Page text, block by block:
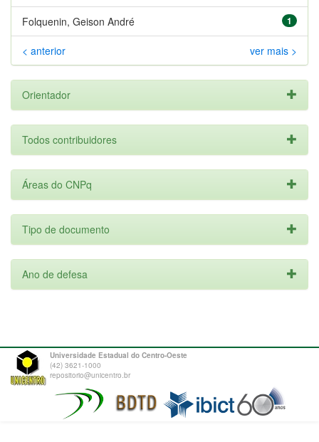
1
Folquenin, Geison André
< anterior ver mais >
Orientador
Todos contribuidores
Áreas do CNPq
Tipo de documento
Ano de defesa
Universidade Estadual do Centro-Oeste
(42) 3621-1000
repositorio@unicentro.br